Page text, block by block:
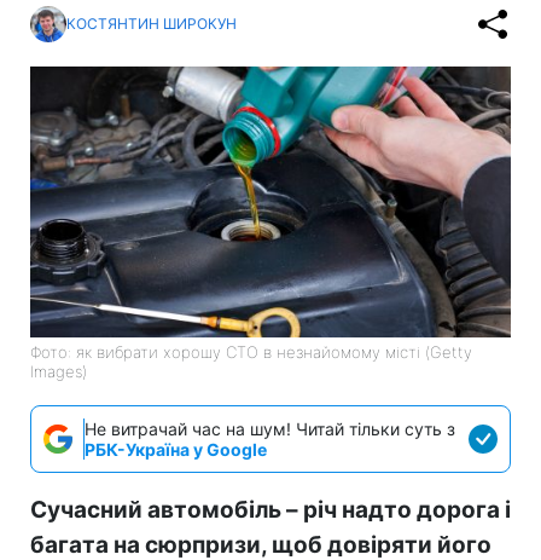
КОСТЯНТИН ШИРОКУН
Фото: як вибрати хорошу СТО в незнайомому місті (Getty
Images)
Не витрачай час на шум! Читай тільки суть з
РБК-Україна у Google
Сучасний автомобіль – річ надто дорога і
багата на сюрпризи, щоб довіряти його